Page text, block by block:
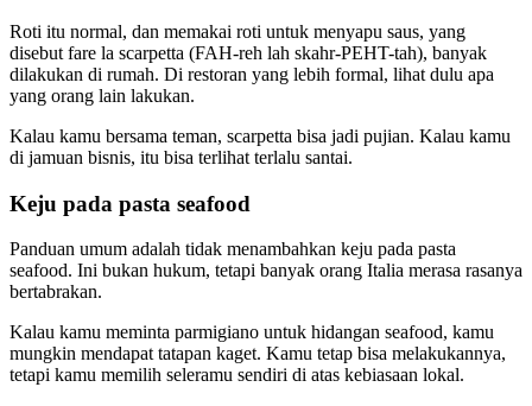
Roti itu normal, dan memakai roti untuk menyapu saus, yang
disebut fare la scarpetta (FAH-reh lah skahr-PEHT-tah), banyak
dilakukan di rumah. Di restoran yang lebih formal, lihat dulu apa
yang orang lain lakukan.
Kalau kamu bersama teman, scarpetta bisa jadi pujian. Kalau kamu
di jamuan bisnis, itu bisa terlihat terlalu santai.
Keju pada pasta seafood
Panduan umum adalah tidak menambahkan keju pada pasta
seafood. Ini bukan hukum, tetapi banyak orang Italia merasa rasanya
bertabrakan.
Kalau kamu meminta parmigiano untuk hidangan seafood, kamu
mungkin mendapat tatapan kaget. Kamu tetap bisa melakukannya,
tetapi kamu memilih seleramu sendiri di atas kebiasaan lokal.